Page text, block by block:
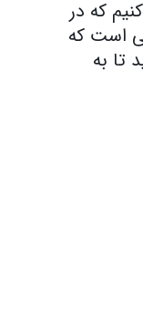
که در
است که
تا به